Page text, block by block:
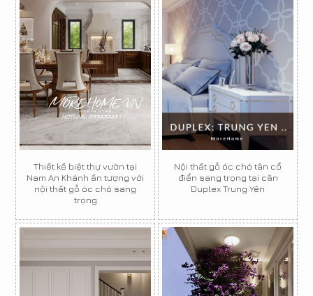
Thiết kế biệt thự vườn tại
Nam An Khánh ấn tượng với
nội thất gỗ óc chó sang
trọng
Nội thất gỗ óc chó tân cổ
điển sang trọng tại căn
Duplex Trung Yên